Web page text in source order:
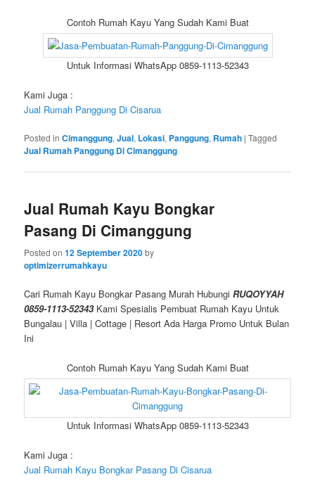
Contoh Rumah Kayu Yang Sudah Kami Buat
Untuk Informasi WhatsApp 0859-1113-52343
Kami Juga :
Jual Rumah Panggung Di Cisarua
Posted in Cimanggung,Jual, Lokasi, Panggung, Rumah |Tagged
Jual Rumah Panggung Di Cimanggung
Jual Rumah Kayu Bongkar
Pasang Di Cimanggung
Posted on12 September 2020by
optimizerrumahkayu
Cari Rumah Kayu Bongkar Pasang Murah HubungiRUQOYYAH
0859-1113-52343Kami Spesialis Pembuat Rumah Kayu Untuk
Bungalau | Villa | Cottage | Resort Ada Harga Promo Untuk Bulan
Ini
Contoh Rumah Kayu Yang Sudah Kami Buat
Untuk Informasi WhatsApp 0859-1113-52343
Kami Juga :
Jual Rumah Kayu Bongkar Pasang Di Cisarua